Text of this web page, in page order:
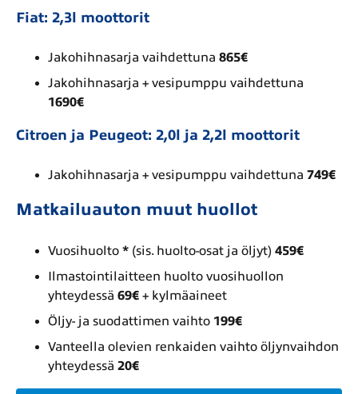
Fiat: 2,3l moottorit
Jakohihnasarja vaihdettuna 865€
Jakohihnasarja + vesipumppu vaihdettuna
1690€
Citroen ja Peugeot: 2,0l ja 2,2l moottorit
Jakohihnasarja + vesipumppu vaihdettuna 749€
Matkailuauton muut huollot
Vuosihuolto * (sis. huolto-osat ja öljyt) 459€
Ilmastointilaitteen huolto vuosihuollon
yhteydessä 69€ + kylmäaineet
Öljy- ja suodattimen vaihto 199€
Vanteella olevien renkaiden vaihto öljynvaihdon
yhteydessä 20€